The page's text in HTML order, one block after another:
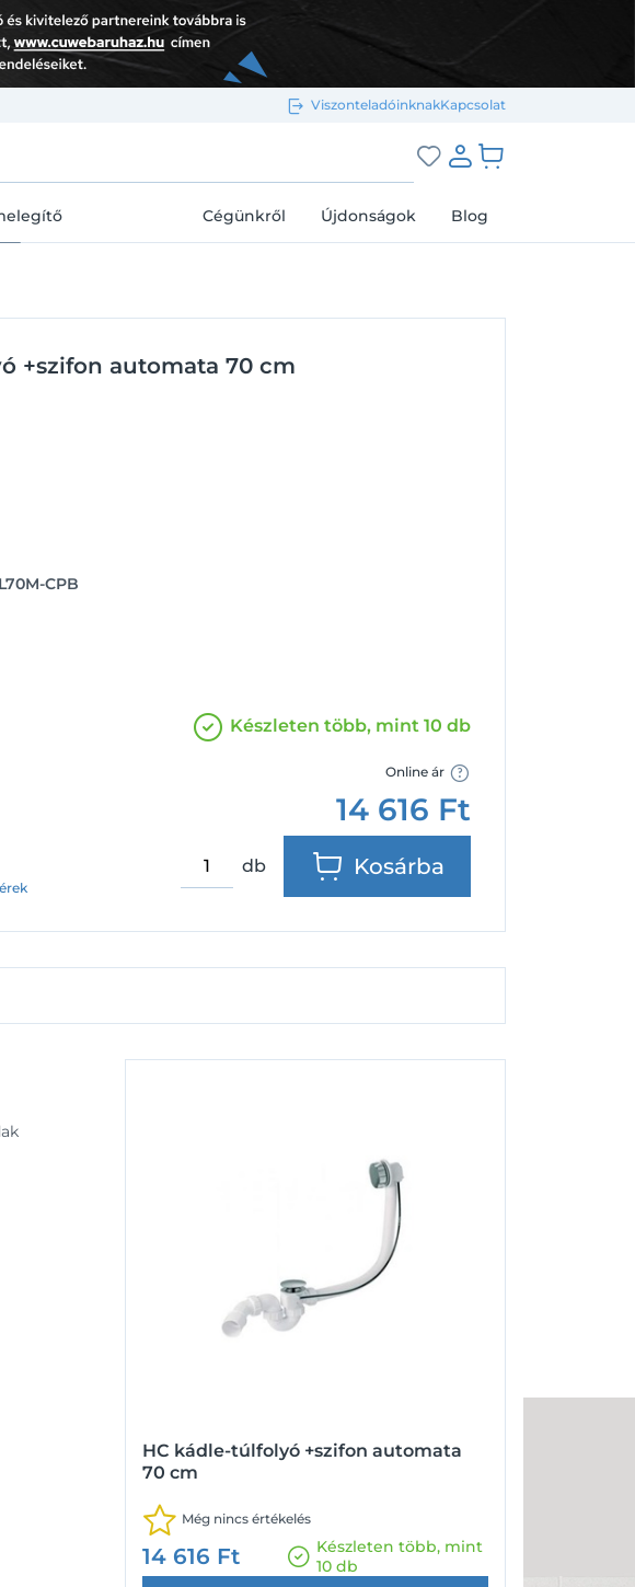
ViszonteladóinknakKapcsolat
Bejelentkezés e-mail-címmel
Cégünkről Újdonságok Blog
+szifon automata 70 cm
CPB
Készleten több, mint 10 db
Online ár
14 616 Ft
db Kosárba
HC kádle-túlfolyó +szifon automata
70 cm
Még nincs értékelés
14 616 Ft
Készleten több, mint
10 db